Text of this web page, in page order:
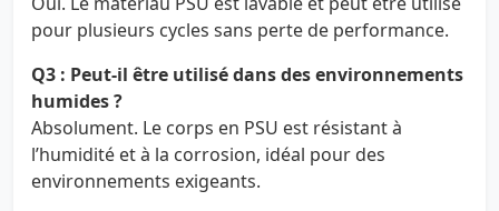
pour plusieurs cycles sans perte de performance.
Q3 : Peut-il être utilisé dans des environnements
humides ?
Absolument. Le corps en PSU est résistant à
l’humidité et à la corrosion, idéal pour des
environnements exigeants.